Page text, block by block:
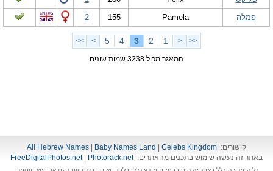
פמלה
Pamela
155
2
<<
<
1
2
3
4
5
>
>>
המאגר מכיל 3238 שמות שונים
קישורים: All Hebrew Names Baby Names Land
Celebs Kingdom
באתר זה נעשה שימוש בתכנים מהאתרים:
FreeDigitalPhotos.net| Photorack.net